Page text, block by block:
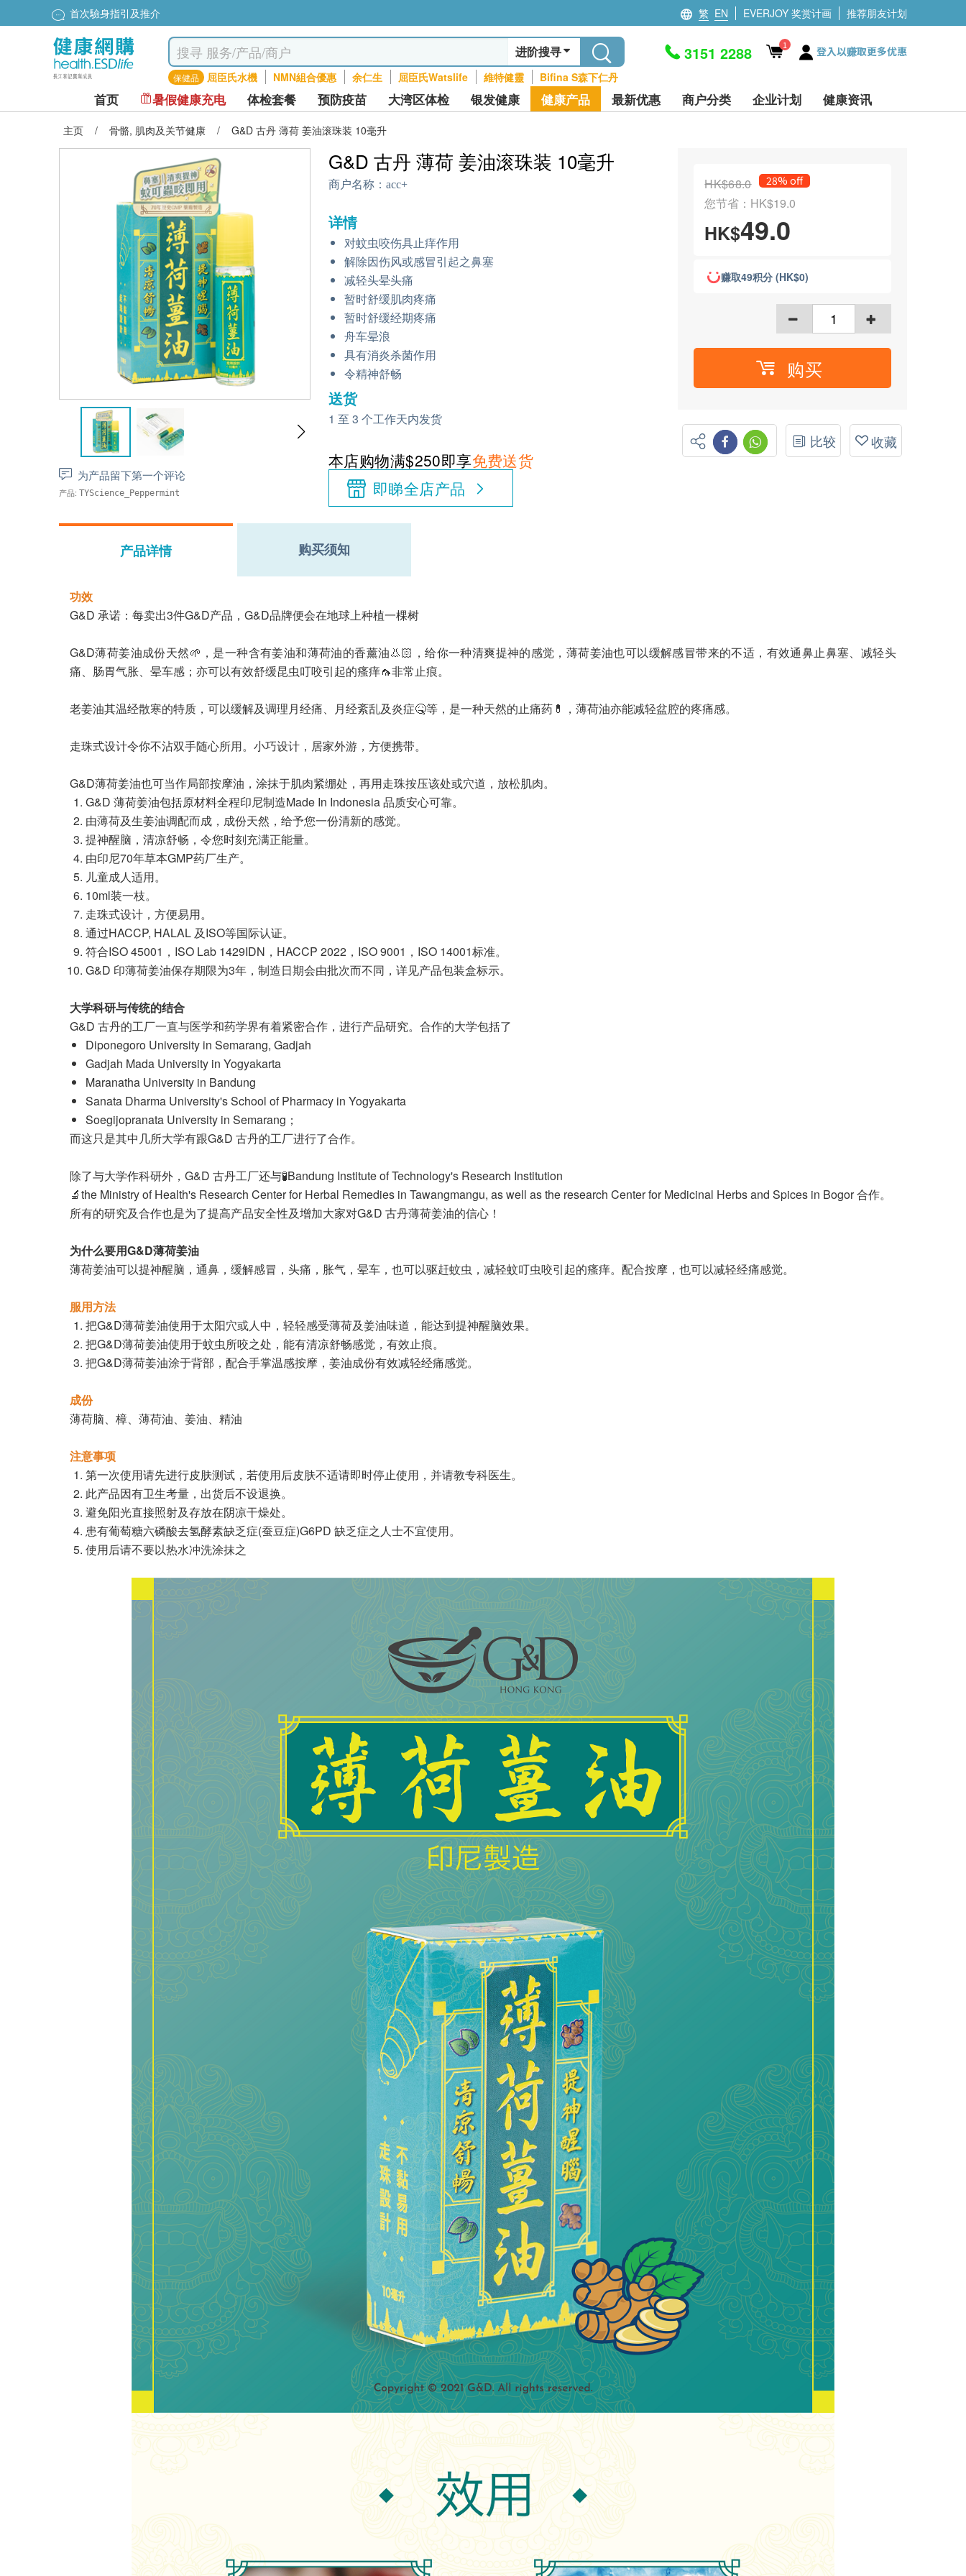
首次驗身指引及推介 繁 EN EVERJOY 奖赏计画 推荐朋友计划
进阶搜寻
保健品 屈臣氏水機 NMN組合優惠 余仁生 屈臣氏Watslife 維特健靈 Bifina S森下仁丹
3151 2288 1 登入以赚取更多优惠
首页 暑假健康充电 体检套餐 预防疫苗 大湾区体检 银发健康 健康产品 最新优惠 商户分类 企业计划 健康资讯
主页 / 骨骼, 肌肉及关节健康 / G&D 古丹 薄荷 姜油滚珠装 10毫升
为产品留下第一个评论
产品: TYScience_Peppermint
G&D 古丹 薄荷 姜油滚珠装 10毫升
商户名称： acc+
详情
对蚊虫咬伤具止痒作用
解除因伤风或感冒引起之鼻塞
减轻头晕头痛
暂时舒缓肌肉疼痛
暂时舒缓经期疼痛
舟车晕浪
具有消炎杀菌作用
令精神舒畅
送货
1 至 3 个工作天内发货
本店购物满$250即享免费送货
即睇全店产品
HK$68.0 28% off
您节省：HK$19.0
HK$49.0
赚取49积分 (HK$0)
购买
比较 收藏
产品详情 购买须知
功效
G&D 承诺：每卖出3件G&D产品，G&D品牌便会在地球上种植一棵树
G&D薄荷姜油成份天然🌱，是一种含有姜油和薄荷油的香薰油👃🏻，给你一种清爽提神的感觉，薄荷姜油也可以缓解感冒带来的不适，有效通鼻止鼻塞、减轻头
痛、肠胃气胀、晕车感；亦可以有效舒缓昆虫叮咬引起的瘙痒🦟非常止痕。
老姜油其温经散寒的特质，可以缓解及调理月经痛、月经紊乱及炎症🤒等，是一种天然的止痛药💊，薄荷油亦能减轻盆腔的疼痛感。
走珠式设计令你不沾双手随心所用。小巧设计，居家外游，方便携带。
G&D薄荷姜油也可当作局部按摩油，涂抹于肌肉紧绷处，再用走珠按压该处或穴道，放松肌肉。
G&D 薄荷姜油包括原材料全程印尼制造Made In Indonesia 品质安心可靠。
由薄荷及生姜油调配而成，成份天然，给予您一份清新的感觉。
提神醒脑，清凉舒畅，令您时刻充满正能量。
由印尼70年草本GMP药厂生产。
儿童成人适用。
10ml装一枝。
走珠式设计，方便易用。
通过HACCP, HALAL 及ISO等国际认证。
符合ISO 45001，ISO Lab 1429IDN，HACCP 2022，ISO 9001，ISO 14001标准。
G&D 印薄荷姜油保存期限为3年，制造日期会由批次而不同，详见产品包装盒标示。
大学科研与传统的结合
G&D 古丹的工厂一直与医学和药学界有着紧密合作，进行产品研究。合作的大学包括了
Diponegoro University in Semarang, Gadjah
Gadjah Mada University in Yogyakarta
Maranatha University in Bandung
Sanata Dharma University's School of Pharmacy in Yogyakarta
Soegijopranata University in Semarang；
而这只是其中几所大学有跟G&D 古丹的工厂进行了合作。
除了与大学作科研外，G&D 古丹工厂还与🧪Bandung Institute of Technology's Research Institution
🔬the Ministry of Health's Research Center for Herbal Remedies in Tawangmangu, as well as the research Center for Medicinal Herbs and Spices in Bogor 合作。
所有的研究及合作也是为了提高产品安全性及增加大家对G&D 古丹薄荷姜油的信心！
为什么要用G&D薄荷姜油
薄荷姜油可以提神醒脑，通鼻，缓解感冒，头痛，胀气，晕车，也可以驱赶蚊虫，减轻蚊叮虫咬引起的瘙痒。配合按摩，也可以减轻经痛感觉。
服用方法
把G&D薄荷姜油使用于太阳穴或人中，轻轻感受薄荷及姜油味道，能达到提神醒脑效果。
把G&D薄荷姜油使用于蚊虫所咬之处，能有清凉舒畅感觉，有效止痕。
把G&D薄荷姜油涂于背部，配合手掌温感按摩，姜油成份有效减轻经痛感觉。
成份
薄荷脑、樟、薄荷油、姜油、精油
注意事项
第一次使用请先进行皮肤测试，若使用后皮肤不适请即时停止使用，并请教专科医生。
此产品因有卫生考量，出货后不设退换。
避免阳光直接照射及存放在阴凉干燥处。
患有葡萄糖六磷酸去氢酵素缺乏症(蚕豆症)G6PD 缺乏症之人士不宜使用。
使用后请不要以热水冲洗涂抹之